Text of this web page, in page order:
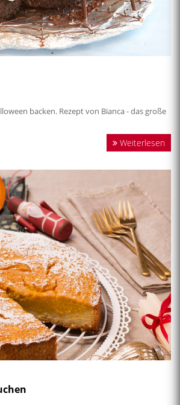
backen. Rezept von Bianca - das große
Weiterlesen